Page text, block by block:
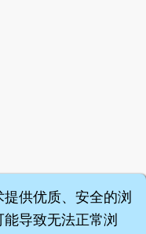
供优质、安全的浏
能导致无法正常浏